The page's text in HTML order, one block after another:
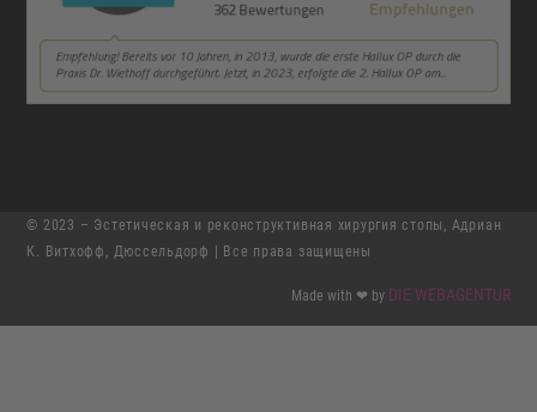
© 2023 – Эстетическая и реконструктивная хирургия стопы, Адриан
К. Витхофф, Дюссельдорф | Все права защищены
Made with ❤ by DIE WEBAGENTUR